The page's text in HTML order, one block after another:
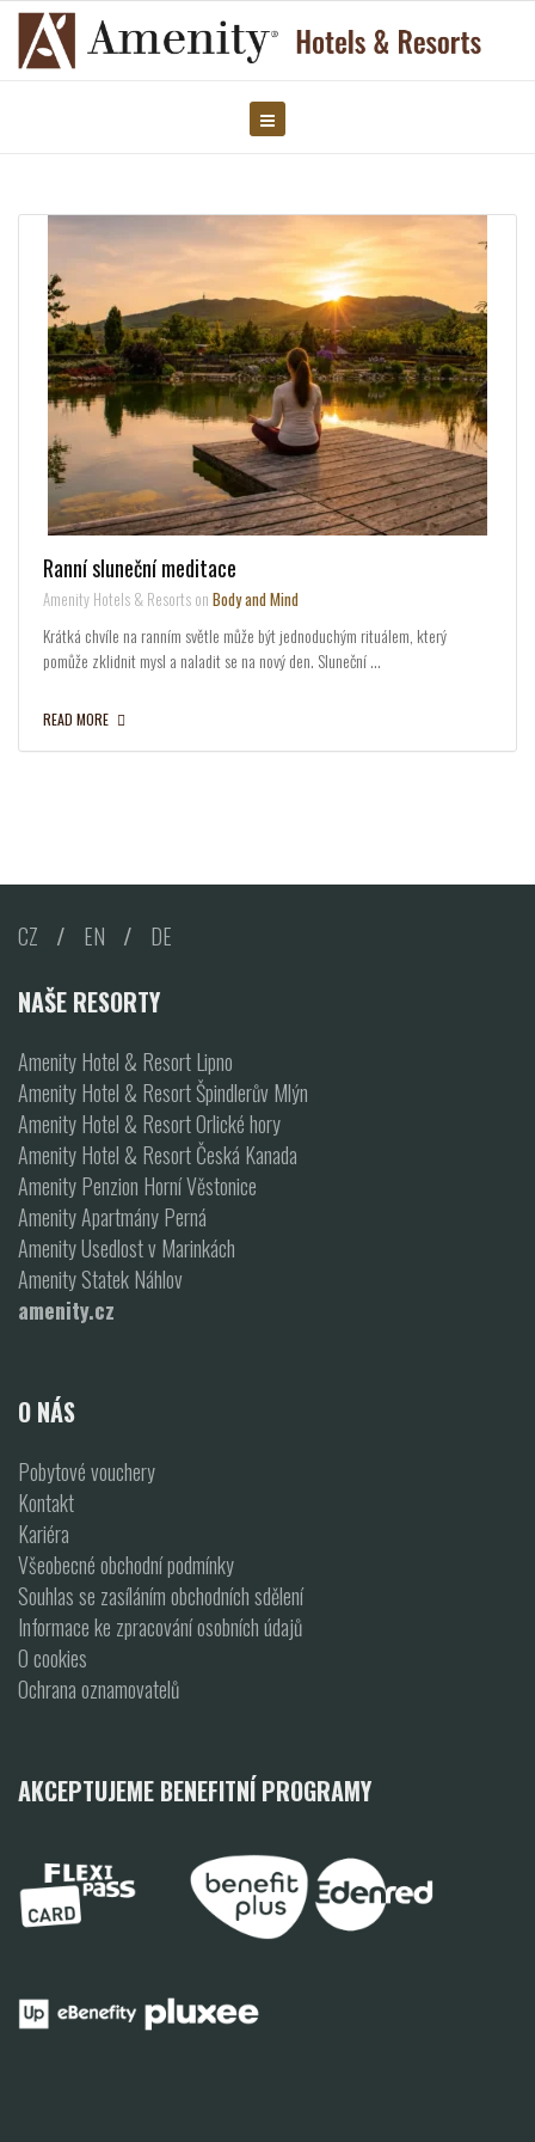
Ranní sluneční meditace
Amenity Hotels & Resorts on Body and Mind
Krátká chvíle na ranním světle může být jednoduchým rituálem, který
pomůže zklidnit mysl a naladit se na nový den. Sluneční …
READ MORE
CZ / EN / DE
NAŠE RESORTY
Amenity Hotel & Resort Lipno
Amenity Hotel & Resort Špindlerův Mlýn
Amenity Hotel & Resort Orlické hory
Amenity Hotel & Resort Česká Kanada
Amenity Penzion Horní Věstonice
Amenity Apartmány Perná
Amenity Usedlost v Marinkách
Amenity Statek Náhlov
amenity.cz
O NÁS
Pobytové vouchery
Kontakt
Kariéra
Všeobecné obchodní podmínky
Souhlas se zasíláním obchodních sdělení
Informace ke zpracování osobních údajů
O cookies
Ochrana oznamovatelů
AKCEPTUJEME BENEFITNÍ PROGRAMY